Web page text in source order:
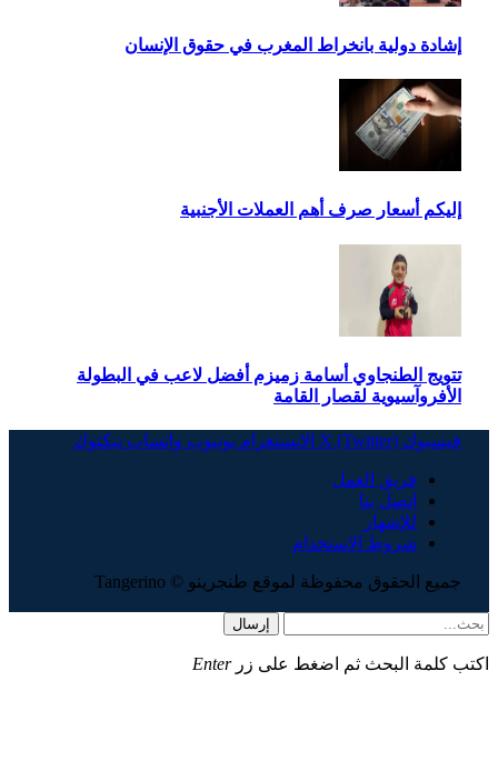
إشادة دولية بانخراط المغرب في حقوق الإنسان
إليكم أسعار صرف أهم العملات الأجنبية
تتويج الطنجاوي أسامة زميزم أفضل لاعب في البطولة
الأفروآسيوية لقصار القامة
فيسبوك X (Twitter) الانستغرام يوتيوب واتساب تيكتوك
فريق العمل
اتصل بنا
للإشهار
شروط الاستخدام
جميع الحقوق محفوظة لموقع طنجرينو © Tangerino
إرسال
اكتب كلمة البحث ثم اضغط على زر Enter